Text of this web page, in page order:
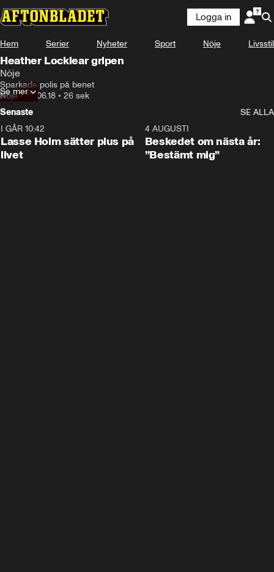
Logga in
Hem Serier Nyheter Sport Nöje Livsstil
Heather Locklear gripen
Nöje
Sparkade polis på benet
Nöje•26.06.18 • 26 sek
Se mer
Senaste
SE ALLA
I GÅR 10:42
Lasse Holm sätter plus på
livet
4 AUGUSTI
Beskedet om nästa år:
”Bestämt mig”